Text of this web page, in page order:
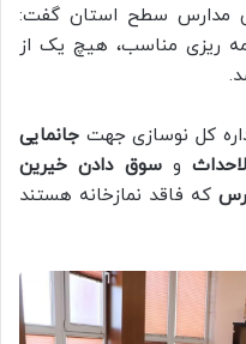
مدارس سطح استان گفت:
ریزی مناسب، هیچ یک از
کل نوسازی جهت جانمایی
وسوق دادن خیرین
که فاقد نمازخانه هستند